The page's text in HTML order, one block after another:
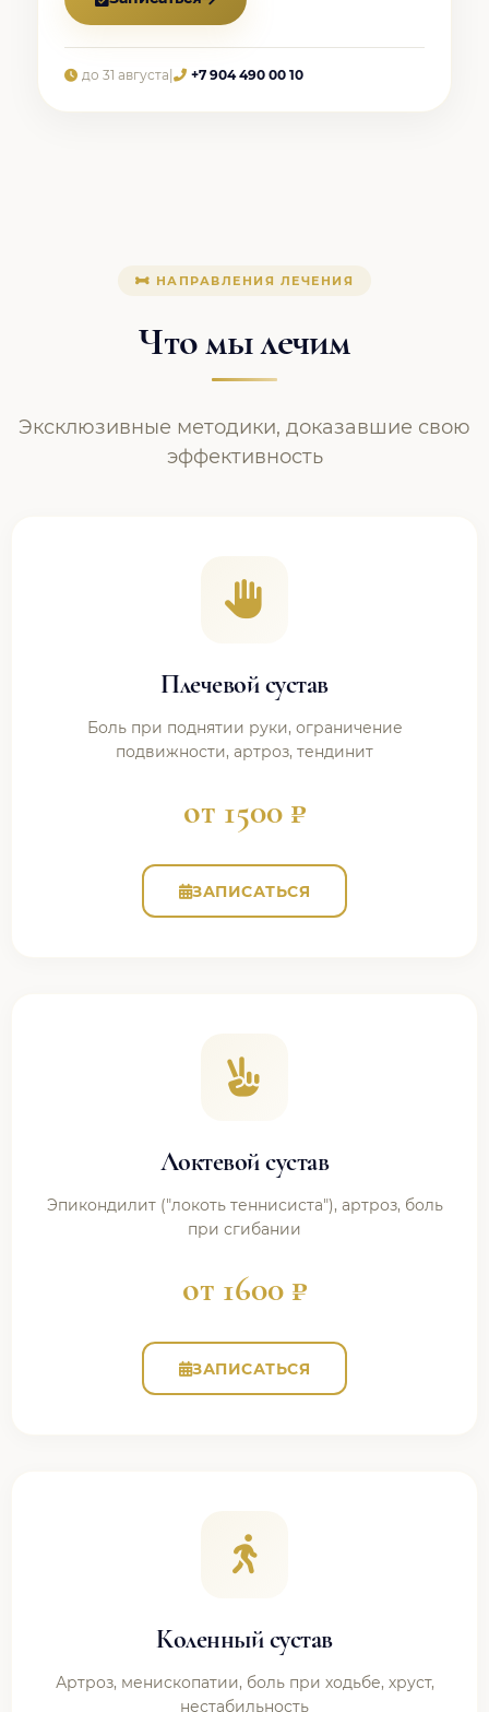
до 31 августа +7 904 490 00 10
НАПРАВЛЕНИЯ ЛЕЧЕНИЯ
Что мы лечим
Эксклюзивные методики, доказавшие свою
эффективность
Плечевой сустав
Боль при поднятии руки, ограничение
подвижности, артроз, тендинит
от 1500 ₽
ЗАПИСАТЬСЯ
Локтевой сустав
Эпикондилит ("локоть теннисиста"), артроз, боль
при сгибании
от 1600 ₽
ЗАПИСАТЬСЯ
Коленный сустав
Артроз, менископатии, боль при ходьбе, хруст,
нестабильность